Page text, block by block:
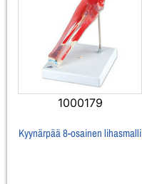
1000179
Kyynärpää 8-osainen lihasmalli